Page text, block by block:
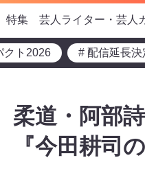
特集 芸人ライター・芸人
クト2026 # 配信延長決
柔道・阿部
『今田耕司